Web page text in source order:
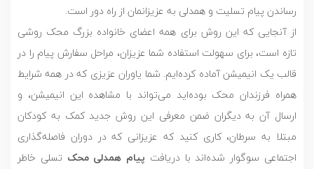
رساندن پیام تسلیت و همدلی به عزیزانمان از راه دور است.
از آنجایی که این روش برای همه اعضای خانواده بزرگ محک روشی
تازه است، برای سهولت استفاده شما عزیزان، مراحل سفارش پیام را در
قالب یک انیمیشن آماده کرده‌ایم. شما یاوران عزیزی که در همه شرایط
همراه فرزندان محک بوده‌اید می‌تواند با مشاهده این انیمیشن، و
ارسال آن به دیگران ضمن معرفی این روش جدید کمک به کودکان
مبتلا به سرطان، کاری کنید که عزیزانی که در دوران فاصله‌گذاری
اجتماعی سوگوار شده‌اند با دریافت پیام همدلی محک تسلی خاطر